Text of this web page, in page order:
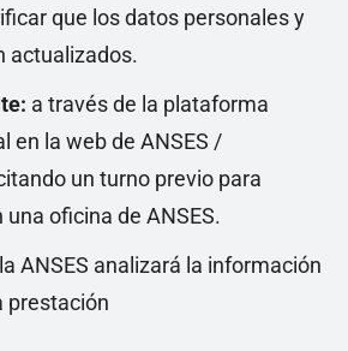
que los datos personales y
actualizados.
a través de la plataforma
en la web de ANSES /
un turno previo para
oficina de ANSES.
la ANSES analizará la información
prestación